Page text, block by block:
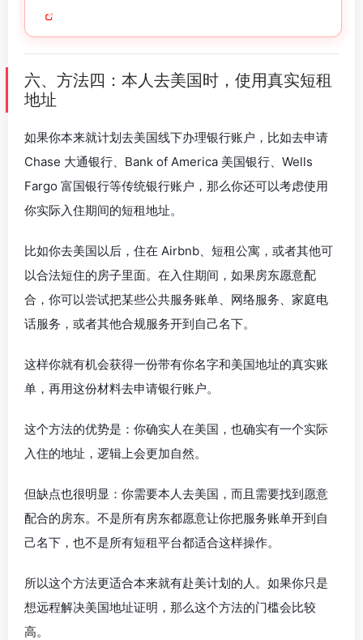
六、方法四：本人去美国时，使用真实短租
地址
如果你本来就计划去美国线下办理银行账户，比如去申请
Chase 大通银行、Bank of America 美国银行、Wells
Fargo 富国银行等传统银行账户，那么你还可以考虑使用
你实际入住期间的短租地址。
比如你去美国以后，住在 Airbnb、短租公寓，或者其他可
以合法短住的房子里面。在入住期间，如果房东愿意配
合，你可以尝试把某些公共服务账单、网络服务、家庭电
话服务，或者其他合规服务开到自己名下。
这样你就有机会获得一份带有你名字和美国地址的真实账
单，再用这份材料去申请银行账户。
这个方法的优势是：你确实人在美国，也确实有一个实际
入住的地址，逻辑上会更加自然。
但缺点也很明显：你需要本人去美国，而且需要找到愿意
配合的房东。不是所有房东都愿意让你把服务账单开到自
己名下，也不是所有短租平台都适合这样操作。
所以这个方法更适合本来就有赴美计划的人。如果你只是
想远程解决美国地址证明，那么这个方法的门槛会比较
高。